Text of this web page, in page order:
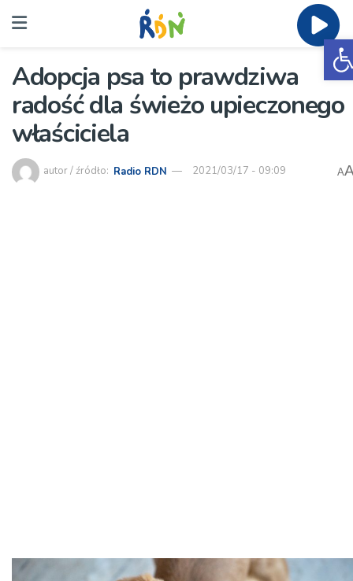
Adopcja psa to prawdziwa
radość dla świeżo upieczonego
właściciela
autor / źródło: Radio RDN 2021/03/17 - 09:09 A